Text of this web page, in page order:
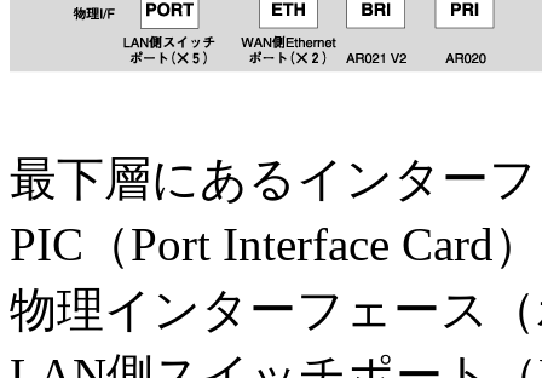
最下層にあるインター
PIC（Port Interface
物理インターフェース